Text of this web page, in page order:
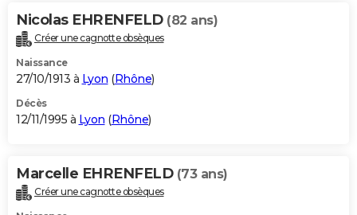
Nicolas EHRENFELD (82 ans)
Créer une cagnotte obsèques
Naissance
27/10/1913 à Lyon (Rhône)
Décès
12/11/1995 à Lyon (Rhône)
Marcelle EHRENFELD (73 ans)
Créer une cagnotte obsèques